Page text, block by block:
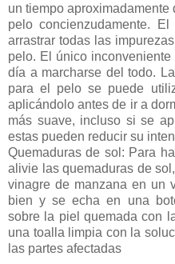
un tiempo aproximadamente
pelo concienzudamente.
arrastrar todas las
pelo. El único
día a marcharse del todo.
para el pelo se puede
aplicándolo antes de ir a
más suave, incluso si se
estas pueden reducir su
Quemaduras de sol: Para
alivie las quemaduras de
vinagre de manzana en un
bien y se echa en una
sobre la piel quemada con
una toalla limpia con la
las partes afectadas